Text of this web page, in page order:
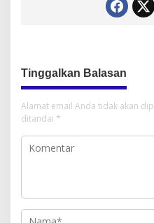
Tinggalkan Balasan
Alamat email Anda tidak akan
ditandai *